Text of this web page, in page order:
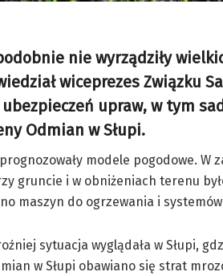
nie wyrządziły
wiceprezes Związku
upraw, w tym
Odmian w Słupi.
modele pogodowe. W
gruncie i w obniżeniach terenu
maszyn do ogrzewania i
sytuacja wyglądała w Słupi,
w Słupi obawiano się strat